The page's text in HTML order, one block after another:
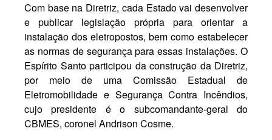
Com base na Diretriz, cada Estado vai desenvolver
e publicar legislação própria para orientar a
instalação dos eletropostos, bem como estabelecer
as normas de segurança para essas instalações. O
Espírito Santo participou da construção da Diretriz,
por meio de uma Comissão Estadual de
Eletromobilidade e Segurança Contra Incêndios,
cujo presidente é o subcomandante-geral do
CBMES, coronel Andrison Cosme.